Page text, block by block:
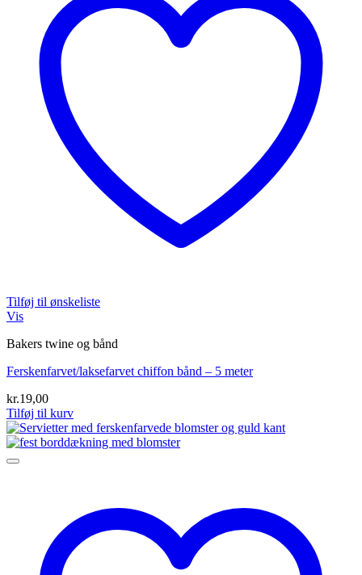
Tilføj til ønskeliste
Vis
Bakers twine og bånd
Ferskenfarvet/laksefarvet chiffon bånd – 5 meter
kr.19,00
Tilføj til kurv